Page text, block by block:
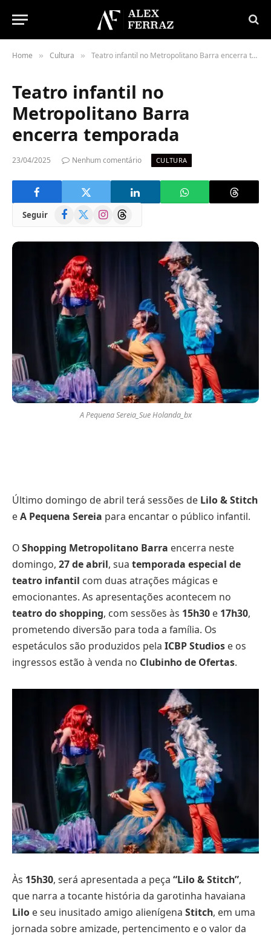
Home » Cultura » Teatro infantil no Metropolitano Barra encerra temporada
Teatro infantil no
Metropolitano Barra
encerra temporada
23/04/2025 Nenhum comentário CULTURA
Seguir Facebook
(Twitter)
InstagramThreads
A Pequena Sereia_Sue Holanda_bx
Último domingo de abril terá sessões de Lilo & Stitch
eA Pequena Sereia para encantar o público infantil.
OShopping Metropolitano Barra encerra neste
domingo, 27 de abril, sua temporada especial de
teatro infantil com duas atrações mágicas e
emocionantes. As apresentações acontecem no
teatro do shopping, com sessões às 15h30 e 17h30,
prometendo diversão para toda a família. Os
espetáculos são produzidos pela ICBP Studios e os
ingressos estão à venda no Clubinho de Ofertas.
Às 15h30, será apresentada a peça “Lilo & Stitch”,
que narra a tocante história da garotinha havaiana
Lilo e seu inusitado amigo alienígena Stitch, em uma
jornada sobre amizade, pertencimento e o valor da